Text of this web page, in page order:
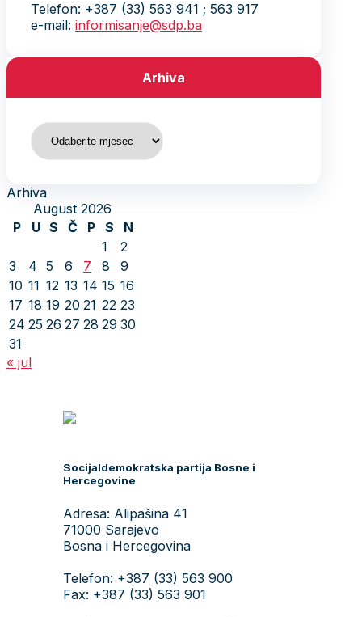
Telefon: +387 (33) 563 941 ; 563 917
e-mail: informisanje@sdp.ba
Arhiva
Arhiva
Arhiva
August 2026
P
U S Č P S
N
1
2
3
4 5 6 7 8
9
10 11 12 13 14 15 16
17 18 19 20 21 22 23
24 25 26 27 28 29 30
31
« jul
Socijaldemokratska partija Bosne i
Hercegovine
Adresa: Alipašina 41
71000 Sarajevo
Bosna i Hercegovina
Telefon: +387 (33) 563 900
Fax: +387 (33) 563 901